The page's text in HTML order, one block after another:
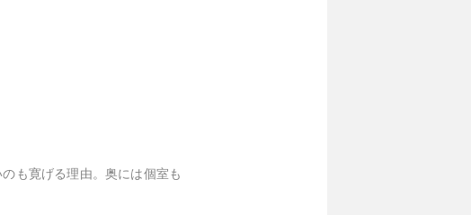
も寛げる理由。奥には個室も